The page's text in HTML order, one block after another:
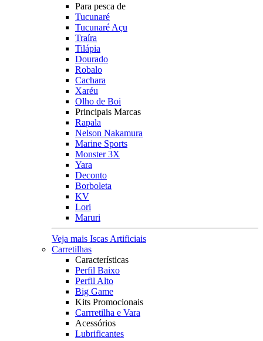
Para pesca de
Tucunaré
Tucunaré Açu
Traíra
Tilápia
Dourado
Robalo
Cachara
Xaréu
Olho de Boi
Principais Marcas
Rapala
Nelson Nakamura
Marine Sports
Monster 3X
Yara
Deconto
Borboleta
KV
Lori
Maruri
Veja mais Iscas Artificiais
Carretilhas
Características
Perfil Baixo
Perfil Alto
Big Game
Kits Promocionais
Carrretilha e Vara
Acessórios
Lubrificantes